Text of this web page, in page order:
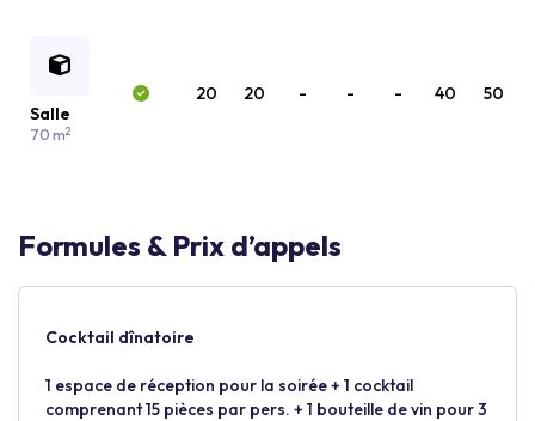
Salle
70 m2
20 20 - - - 40 50
Formules & Prix d’appels
Cocktail dînatoire
1 espace de réception pour la soirée + 1 cocktail
comprenant 15 pièces par pers. + 1 bouteille de vin pour 3